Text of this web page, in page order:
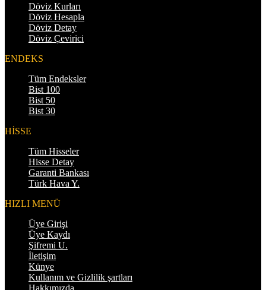
Döviz Kurları
Döviz Hesapla
Döviz Detay
Döviz Çevirici
ENDEKS
Tüm Endeksler
Bist 100
Bist 50
Bist 30
HİSSE
Tüm Hisseler
Hisse Detay
Garanti Bankası
Türk Hava Y.
HIZLI MENÜ
Üye Girişi
Üye Kaydı
Şifremi U.
İletişim
Künye
Kullanım ve Gizlilik şartları
Hakkımızda